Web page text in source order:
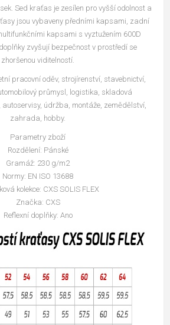
Sed kraťas je zesílen pro vyšší odolnost a
jsou vybaveny předními kapsami, zadní
kapsami s vyztužením 600D
zvyšují bezpečnost v prostředí se
zhoršenou viditelností.
pracovní oděv, strojírenství, stavebnictví,
průmysl, logistika, skladová
údržba, montáže, zemědělství,
zahrada, hobby.
Parametry zboží
Rozdělení: Pánské
Gramáž: 230 g/m2
Normy: EN ISO 13688
kolekce: CXS SOLIS FLEX
Značka: CXS
Reflexní doplňky: Ano